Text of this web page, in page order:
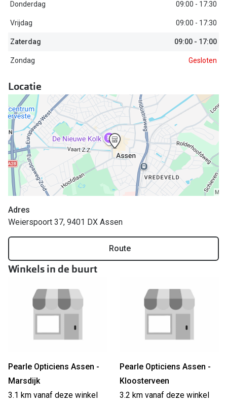
Merken
Ray-Ban
DbyD
Michael Kors
Emporio Armani
Unofficial
Oakley
Ralph Lauren
Alle brillen merken
Online bril kopen in maar 4 stappen
Soorten brillenglazen
Bril online passen
Brillentrends
Meekleurende glazen
Nachtbril
Biofinity
Dailies
Alle
Doe de
Lenzen
Alles
Donderdag 09:00 - 17:30
Vrijdag 09:00 - 17:30
Zaterdag 09:00 - 17:00
Zondag Gesloten
Locatie
Adres
Weierspoort 37, 9401 DX Assen
Route
Winkels in de buurt
Pearle Opticiens Assen -
Marsdijk
3.1 km vanaf deze winkel
Pearle Opticiens Assen -
Kloosterveen
3.2 km vanaf deze winkel